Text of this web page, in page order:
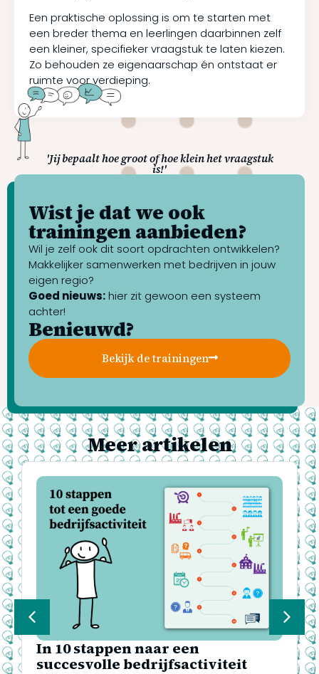
Een praktische oplossing is om te starten met
een breder thema en leerlingen daarbinnen zelf
een kleiner, specifieker vraagstuk te laten kiezen.
Zo behouden ze eigenaarschap én ontstaat er
ruimte voor verdieping.
'Jij bepaalt hoe groot of hoe klein het vraagstuk
is!'
Wist je dat we ook
trainingen aanbieden?
Wil je zelf ook dit soort opdrachten ontwikkelen?
Makkelijker samenwerken met bedrijven in jouw
eigen regio?
Goed nieuws:hier zit gewoon een systeem
achter!
Benieuwd?
Bekijk de trainingen
Meer artikelen
In 10 stappen naar een
succesvolle bedrijfsactiviteit